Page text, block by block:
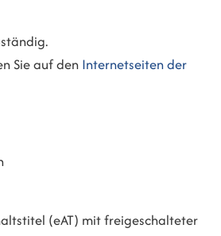
Sie auf den Internetseiten der
(eAT) mit freigeschalteter